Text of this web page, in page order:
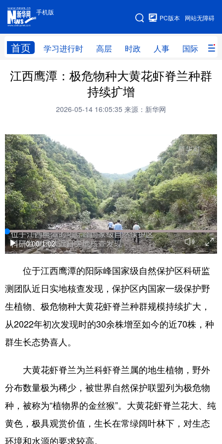
手机版
网站无障碍
PC版本
首页 学习进行时 高层 时政 人事 国际 财
手机版
网站地图
学习进行时 高层 时政 人事
财经 网评
全球连线
科技 体育
文化 书画 军事
访谈 视频 图片 政务
法律 中央文件 金融 汽车
食品 人居 信息化 数字经济
学术中国 乡村振兴 银龄 溯源中国
彩票 娱乐 时尚 悦读
公益 一带一路 亚太网 上市公司
文化产业
地方频道
北京 天津 河北 山西
辽宁 吉林 上海 江苏
浙江 安徽 福建 江西
江西鹰潭：极危物种大黄花虾脊兰种群
持续扩增
2026-05-14 16:05:35 来源：新华网
0:00/1:02
位于江西鹰潭的阳际峰国家级自然保护区科研监
测团队近日实地核查发现，保护区内国家一级保护野
生植物、极危物种大黄花虾脊兰种群规模持续扩大，
从2022年初次发现时的30余株增至如今的近70株，种
群生长态势喜人。
大黄花虾脊兰为兰科虾脊兰属的地生植物，野外
分布数量极为稀少，被世界自然保护联盟列为极危物
种，被称为“植物界的金丝猴”。大黄花虾脊兰花大、纯
黄色，极具观赏价值，生长在常绿阔叶林下，对生态
环境和水源的要求较高。